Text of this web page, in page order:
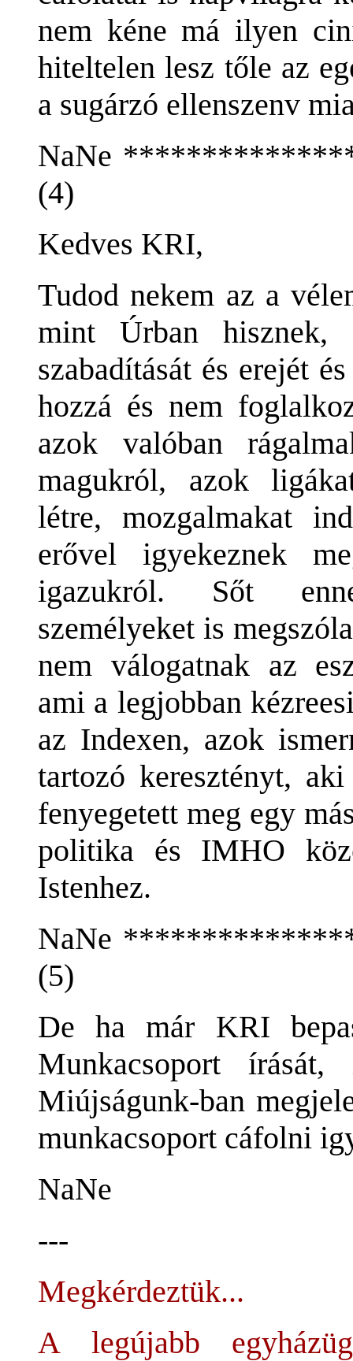
nem kéne má ilyen
hiteltelen lesz tőle az
a sugárzó ellenszenv
NaNe
(4)
Kedves KRI,
Tudod nekem az a
mint Úrban hisznek,
szabadítását és erejét
hozzá és nem
azok valóban
magukról, azok
létre, mozgalmakat
erővel igyekeznek
igazukról. Sőt
személyeket is
nem válogatnak az
ami a legjobban
az Indexen, azok
tartozó keresztényt,
fenyegetett meg egy
politika és IMHO
Istenhez.
NaNe
(5)
De ha már KRI
Munkacsoport
Miújságunk-ban
munkacsoport cáfolni
NaNe
---
Megkérdeztük...
A legújabb